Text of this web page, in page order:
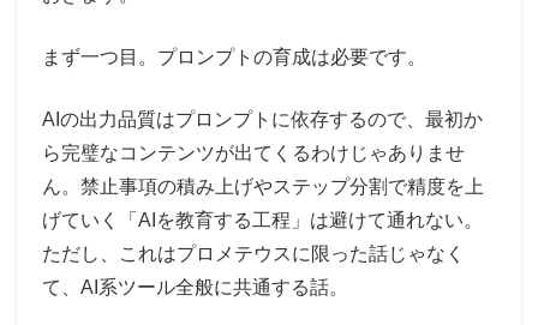
まず一つ目。プロンプトの育成は必要です。
AIの出力品質はプロンプトに依存するので、最初か
ら完璧なコンテンツが出てくるわけじゃありませ
ん。禁止事項の積み上げやステップ分割で精度を上
げていく「AIを教育する工程」は避けて通れない。
ただし、これはプロメテウスに限った話じゃなく
て、AI系ツール全般に共通する話。